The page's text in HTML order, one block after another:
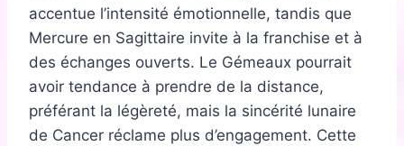
accentue l’intensité émotionnelle, tandis que
Mercure en Sagittaire invite à la franchise et à
des échanges ouverts. Le Gémeaux pourrait
avoir tendance à prendre de la distance,
préférant la légèreté, mais la sincérité lunaire
de Cancer réclame plus d’engagement. Cette